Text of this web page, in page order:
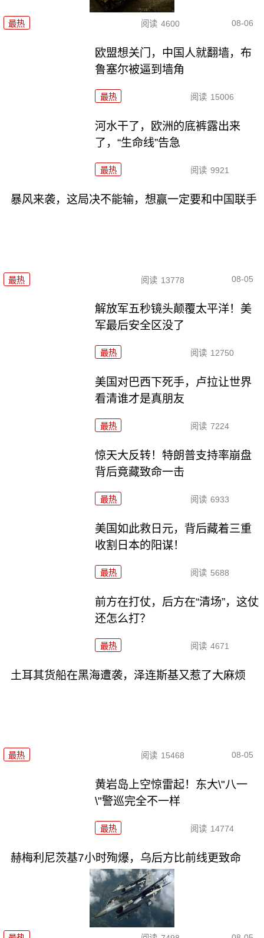
最热 阅读 4600 08-06
欧盟想关门，中国人就翻墙，布
鲁塞尔被逼到墙角
最热 阅读 15006
河水干了，欧洲的底裤露出来
了，“生命线”告急
最热 阅读 9921
暴风来袭，这局决不能输，想赢一定要和中国联手
最热 阅读 13778 08-05
解放军五秒镜头颠覆太平洋！美
军最后安全区没了
最热 阅读 12750
美国对巴西下死手，卢拉让世界
看清谁才是真朋友
最热 阅读 7224
惊天大反转！特朗普支持率崩盘
背后竟藏致命一击
最热 阅读 6933
美国如此救日元，背后藏着三重
收割日本的阳谋！
最热 阅读 5688
前方在打仗，后方在“清场”，这仗
还怎么打？
最热 阅读 4671
土耳其货船在黑海遭袭，泽连斯基又惹了大麻烦
最热 阅读 15468 08-05
黄岩岛上空惊雷起！东大\"八一
\"警巡完全不一样
最热 阅读 14774
赫梅利尼茨基7小时殉爆，乌后方比前线更致命